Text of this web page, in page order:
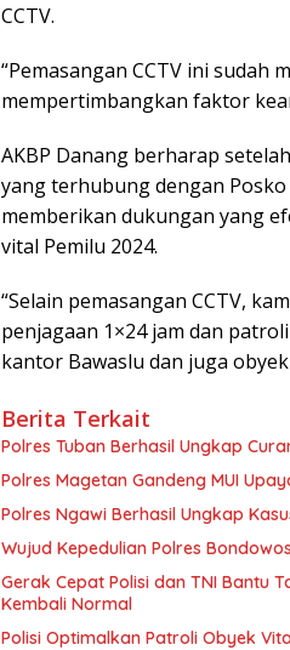
CCTV.
“Pemasangan CCTV ini sudah
mempertimbangkan faktor
AKBP Danang berharap
yang terhubung dengan
memberikan dukungan yang
vital Pemilu 2024.
“Selain pemasangan CCTV,
penjagaan 1×24 jam dan
kantor Bawaslu dan juga
Berita Terkait
Polres Tuban Berhasil Ungkap
Polres Magetan Gandeng MUI
Polres Ngawi Berhasil Ungkap
Wujud Kepedulian Polres
Gerak Cepat Polisi dan TNI Bantu
Kembali Normal
Polisi Optimalkan Patroli Obyek